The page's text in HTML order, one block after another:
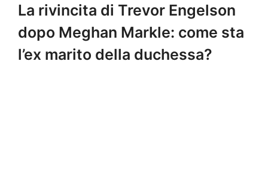
La rivincita di Trevor Engelson
dopo Meghan Markle: come sta
l’ex marito della duchessa?